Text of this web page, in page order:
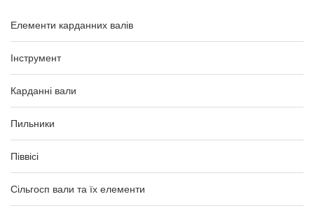
Елементи карданних валів
Інструмент
Карданні вали
Пильники
Піввісі
Сільгосп вали та їх елементи